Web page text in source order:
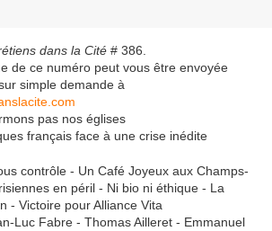
dans la Cité # 386.
de ce numéro peut vous être envoyée
simple demande à
pas nos églises
français face à une crise inédite
contrôle - Un Café Joyeux aux Champs-
en péril - Ni bio ni éthique - La
- Victoire pour Alliance Vita
Luc Fabre - Thomas Ailleret - Emmanuel